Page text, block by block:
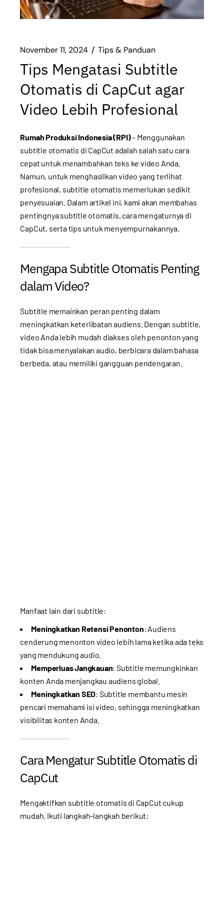
November 11, 2024 Tips & Panduan
Tips Mengatasi Subtitle
Otomatis di CapCut agar
Video Lebih Profesional
Rumah Produksi Indonesia (RPI)– Menggunakan
subtitle otomatis di CapCut adalah salah satu cara
cepat untuk menambahkan teks ke video Anda.
Namun, untuk menghasilkan video yang terlihat
profesional, subtitle otomatis memerlukan sedikit
penyesuaian. Dalam artikel ini, kami akan membahas
pentingnya subtitle otomatis, cara mengaturnya di
CapCut, serta tips untuk menyempurnakannya.
Mengapa Subtitle Otomatis Penting
dalam Video?
Subtitle memainkan peran penting dalam
meningkatkan keterlibatan audiens. Dengan subtitle,
video Anda lebih mudah diakses oleh penonton yang
tidak bisa menyalakan audio, berbicara dalam bahasa
berbeda, atau memiliki gangguan pendengaran.
Manfaat lain dari subtitle:
Meningkatkan Retensi Penonton: Audiens
cenderung menonton video lebih lama ketika ada teks
yang mendukung audio.
Memperluas Jangkauan: Subtitle memungkinkan
konten Anda menjangkau audiens global.
Meningkatkan SEO: Subtitle membantu mesin
pencari memahami isi video, sehingga meningkatkan
visibilitas konten Anda.
Cara Mengatur Subtitle Otomatis di
CapCut
Mengaktifkan subtitle otomatis di CapCut cukup
mudah. Ikuti langkah-langkah berikut: